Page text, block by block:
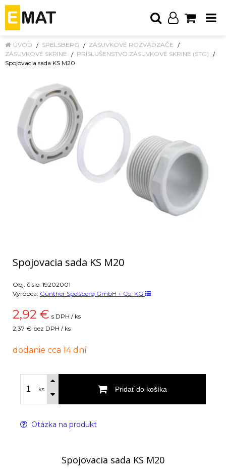
ÚVOD SPELSBERG
ZÁSUVKOVÉ ROZVÁDZAČE
ZÁSUVKOVÉ SKRINE
PRÍSLUŠENSTVO ZÁSUVKOVÉ SKRINE (STG)
Spojovacia sada KS M20
Spojovacia sada KS M20
Obj. čislo: 19202001
Výrobca: Günther Spelsberg GmbH + Co. KG
2,92 € s DPH / ks
2,37 € bez DPH / ks
dodanie cca 14 dní
ks Pridať do košíka
Otázka na produkt
Spojovacia sada KS M20